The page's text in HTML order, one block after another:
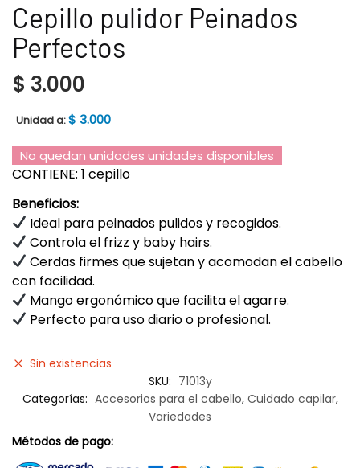
Cepillo pulidor Peinados
Perfectos
$ 3.000
Unidad a:$ 3.000
No quedan unidades unidades disponibles
CONTIENE: 1 cepillo
Beneficios:
Ideal para peinados pulidos y recogidos.
Controla el frizz y baby hairs.
Cerdas firmes que sujetan y acomodan el cabello
con facilidad.
Mango ergonómico que facilita el agarre.
Perfecto para uso diario o profesional.
Sin existencias
SKU: 71013y
Categorías: Accesorios para el cabello, Cuidado capilar,
Variedades
Métodos de pago: